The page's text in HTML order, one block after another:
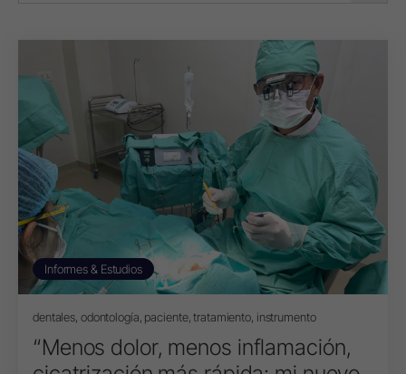
Informes & Estudios
dentales, odontología, paciente, tratamiento, instrumento
“Menos dolor, menos inflamación,